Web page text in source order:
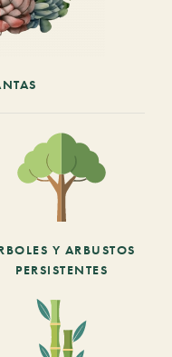
Y ARBUSTOS
PERSISTENTES